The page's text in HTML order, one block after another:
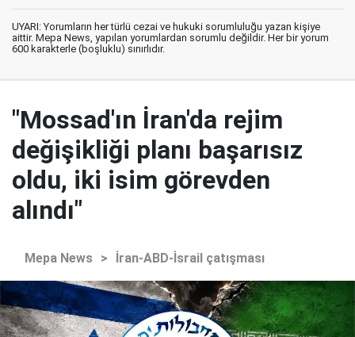
UYARI: Yorumların her türlü cezai ve hukuki sorumluluğu yazan kişiye
aittir. Mepa News, yapılan yorumlardan sorumlu değildir. Her bir yorum
600 karakterle (boşluklu) sınırlıdır.
"Mossad'ın İran'da rejim
değişikliği planı başarısız
oldu, iki isim görevden
alındı"
Mepa News > İran-ABD-İsrail çatışması